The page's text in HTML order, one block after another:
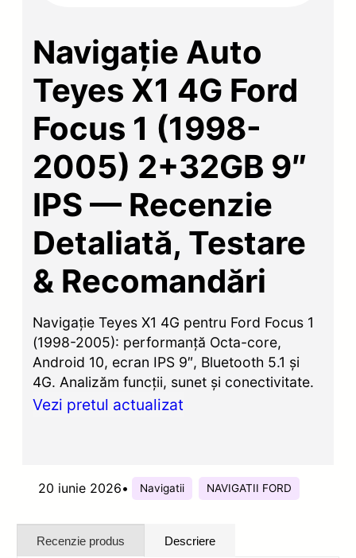
Navigație Auto
Teyes X1 4G Ford
Focus 1 (1998-
2005) 2+32GB 9″
IPS — Recenzie
Detaliată, Testare
& Recomandări
Navigație Teyes X1 4G pentru Ford Focus 1
(1998-2005): performanță Octa-core,
Android 10, ecran IPS 9″, Bluetooth 5.1 și
4G. Analizăm funcții, sunet și conectivitate.
Vezi pretul actualizat
20 iunie 2026• Navigatii NAVIGATII FORD
Recenzie produs Descriere